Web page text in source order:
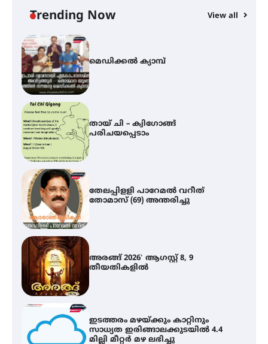
Trending Now View all
നേട്ടം പ്രതിസന്ധികളോട് പൊരുതി
മെഡിക്കൽ ക്യാമ്പ്
തായ് ചി – ക്വിഗോങ്ങ്
പരിചയപ്പെടാം
തേലപ്പിളളി പാറേമൽ വറീത്
തോമാസ് (69) അന്തരിച്ചു
അരങ്ങ് 2026′ ആഗസ്റ്റ് 8, 9
തീയതികളിൽ
ഇടത്തരം മഴയ്ക്കും കാറ്റിനും
സാധ്യത ഇരിങ്ങാലക്കുടയിൽ 4.4
മില്ലി മീറ്റർ മഴ ലഭിച്ചു